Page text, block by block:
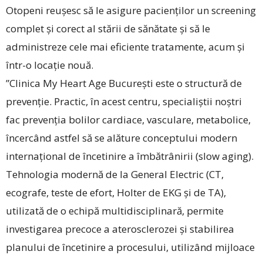
Otopeni reușesc să le asigure pacienților un screening
complet și corect al stării de sănătate și să le
administreze cele mai eficiente tratamente, acum și
într-o locație nouă.
”Clinica My Heart Age Bu­cu­rești este o structură de
pre­venție. Practic, în acest centru, specialiștii noștri
fac prevenția bolilor cardiace, vasculare, metabolice,
încercând astfel să se alăture conceptului modern
internațional de încetinire a îmbătrânirii (slow aging).
Tehnologia modernă de la General Electric (CT,
ecografe, teste de efort, Holter de EKG și de TA),
utilizată de o echipă multidisciplinară, permite
investigarea precoce a aterosclerozei și stabilirea
planului de încetinire a procesului, utilizând mijloace